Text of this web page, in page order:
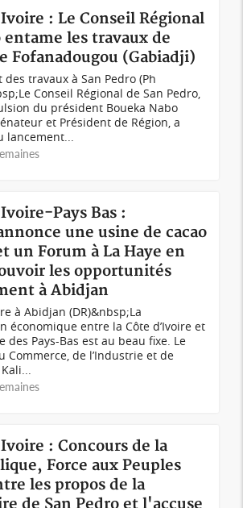
: Le Conseil Régional
entame les travaux de
Fofanadougou (Gabiadji)
des travaux à San Pedro (Ph
Conseil Régional de San Pedro,
du président Boueka Nabo
et Président de Région, a
lancement...
Pays Bas :
une usine de cacao
un Forum à La Haye en
les opportunités
à Abidjan
à Abidjan (DR)&nbsp;La
économique entre la Côte d’Ivoire et
des Pays-Bas est au beau fixe. Le
Commerce, de l’Industrie et de
: Concours de la
Force aux Peuples
les propos de la